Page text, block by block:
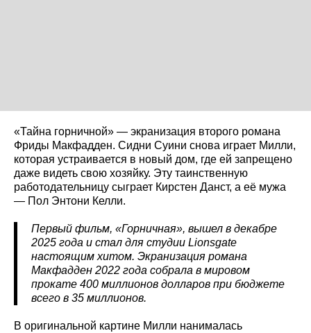
«Тайна горничной» — экранизация второго романа
Фриды Макфадден. Сидни Суини снова играет Милли,
которая устраивается в новый дом, где ей запрещено
даже видеть свою хозяйку. Эту таинственную
работодательницу сыграет Кирстен Данст, а её мужа
— Пол Энтони Келли.
Первый фильм, «Горничная», вышел в декабре
2025 года и стал для студии Lionsgate
настоящим хитом. Экранизация романа
Макфадден 2022 года собрала в мировом
прокате 400 миллионов долларов при бюджете
всего в 35 миллионов.
В оригинальной картине Милли нанималась